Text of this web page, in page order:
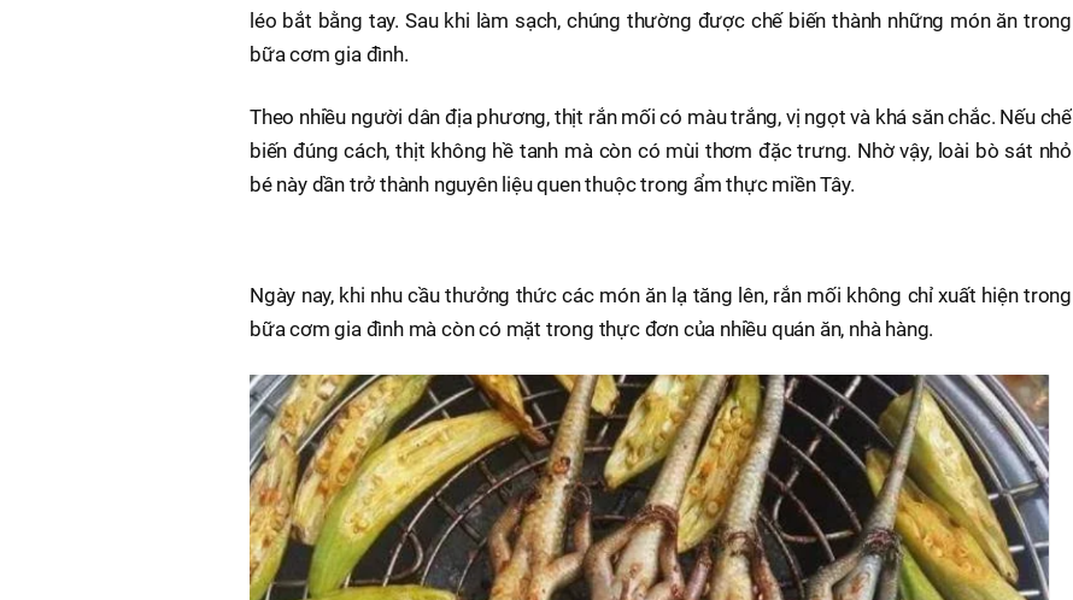
léo bắt bằng tay. Sau khi làm sạch, chúng thường được chế biến thành những món ăn trong
bữa cơm gia đình.
Theo nhiều người dân địa phương, thịt rắn mối có màu trắng, vị ngọt và khá săn chắc. Nếu chế
biến đúng cách, thịt không hề tanh mà còn có mùi thơm đặc trưng. Nhờ vậy, loài bò sát nhỏ
bé này dần trở thành nguyên liệu quen thuộc trong ẩm thực miền Tây.
Ngày nay, khi nhu cầu thưởng thức các món ăn lạ tăng lên, rắn mối không chỉ xuất hiện trong
bữa cơm gia đình mà còn có mặt trong thực đơn của nhiều quán ăn, nhà hàng.